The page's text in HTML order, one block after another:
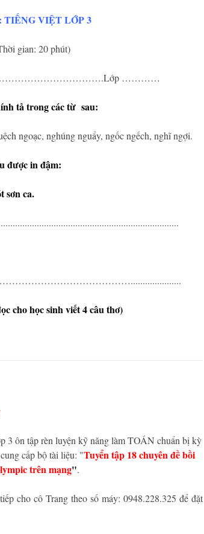
TIẾNG VIỆT LỚP 3
gian: 20 phút)
…………
tả trong các từ sau:
ngoạc, nghúng nguẩy, ngốc ngếch, nghĩ ngợi.
được in đậm:
sơn ca.
cho học sinh viết 4 câu thơ)
3 ôn tập rèn luyện kỹ năng làm TOÁN chuẩn bị kỳ
cấp bộ tài liệu: "Tuyển tập 18 chuyên đề bồi
trên mạng".
cho cô Trang theo số máy: 0948.228.325 để đặt